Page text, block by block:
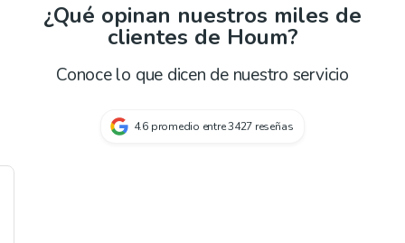
¿Qué opinan nuestros miles de
clientes de Houm?
Conoce lo que dicen de nuestro servicio
4.6promedio entre3427 reseñas